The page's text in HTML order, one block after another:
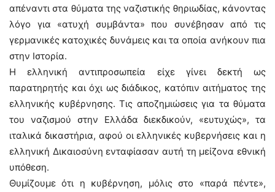
απέναντι στα θύματα της ναζιστικής θηριωδίας, κάνοντας
λόγο για «ατυχή συμβάντα» που συνέβησαν από τις
γερμανικές κατοχικές δυνάμεις και τα οποία ανήκουν πια
στην Ιστορία.
Η ελληνική αντιπροσωπεία είχε γίνει δεκτή ως
παρατηρητής και όχι ως διάδικος, κατόπιν αιτήματος της
ελληνικής κυβέρνησης. Τις αποζημιώσεις για τα θύματα
του ναζισμού στην Ελλάδα διεκδικούν, «ευτυχώς», τα
ιταλικά δικαστήρια, αφού οι ελληνικές κυβερνήσεις και η
ελληνική Δικαιοσύνη ενταφίασαν αυτή τη μείζονα εθνική
υπόθεση.
Θυμίζουμε ότι η κυβέρνηση, μόλις στο «παρά πέντε»,